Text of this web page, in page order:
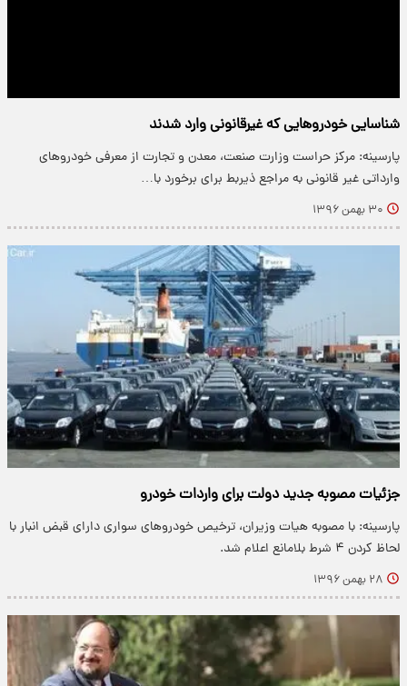
شناسایی خودرو‌هایی که غیرقانونی وارد شدند
پارسینه: مرکز حراست وزارت صنعت، معدن و تجارت از معرفی خودرو‌های
وارداتی غیر قانونی به مراجع ذیربط برای برخورد با…
۳۰ بهمن ۱۳۹۶
جزئیات مصوبه جدید دولت برای واردات خودرو
پارسینه: با مصوبه هیات وزیران، ترخیص خودروهای سواری دارای قبض انبار با
لحاظ کردن ۴ شرط بلامانع اعلام شد.
۲۸ بهمن ۱۳۹۶